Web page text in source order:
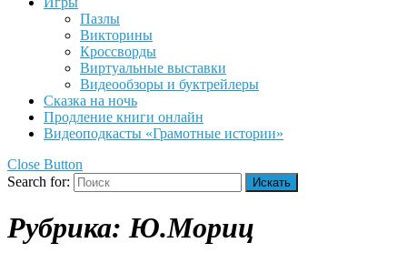
Пазлы
Викторины
Кроссворды
Виртуальные выставки
Видеообзоры и буктрейлеры
Сказка на ночь
Продление книги онлайн
Видеоподкасты «Грамотные истории»
Close Button
Search for:
Рубрика:Ю.Мориц